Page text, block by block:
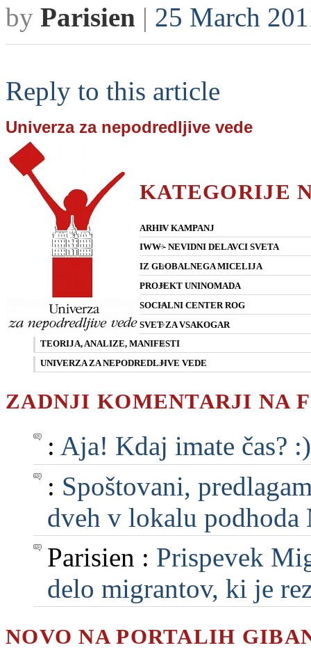
by Parisien | 25 March
Reply to this article
Univerza za nepodredljive vede
KATEGORIJE
ARHIV KAMPANJ
IWW - NEVIDNI DELAVCI SVETA
IZ GLOBALNEGA MICELIJA
PROJEKT UNINOMADA
SOCIALNI CENTER ROG
SVET ZA VSAKOGAR
TEORIJA, ANALIZE, MANIFESTI
UNIVERZA ZA NEPODREDLJIVE VEDE
ZADNJI KOMENTARJI NA
: Aja! Kdaj imate čas?
: Spoštovani,
dveh v lokalu
Parisien : Prispevek
delo migrantov, ki je
NOVO NA PORTALIH